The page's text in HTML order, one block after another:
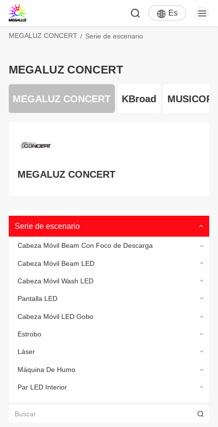
Es
MEGALUZ CONCERT Serie de escenario
MEGALUZ CONCERT
MEGALUZ CONCERT KBroad
MEGALUZ CONCERT
Serie de escenario
Cabeza Móvil Beam Con Foco de Descarga
Cabeza Móvil Beam LED
Cabeza Móvil Wash LED
Pantalla LED
Cabeza Móvil LED Gobo
Estrobo
Láser
Máquina De Humo
Par LED Interior